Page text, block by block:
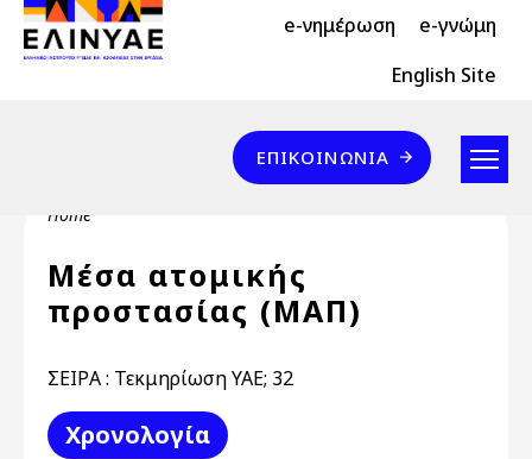
Skip to main content
Header Top 2 e-νημέρωση e-γνώμη
Header Top English Site
Επικοινωνία
ΕΠΙΚΟΙΝΩΝΊΑ
Breadcrumb
Home
Μέσα ατομικής
προστασίας (ΜΑΠ)
ΣΕΙΡΑ : Τεκμηρίωση ΥΑΕ; 32
Χρονολογία